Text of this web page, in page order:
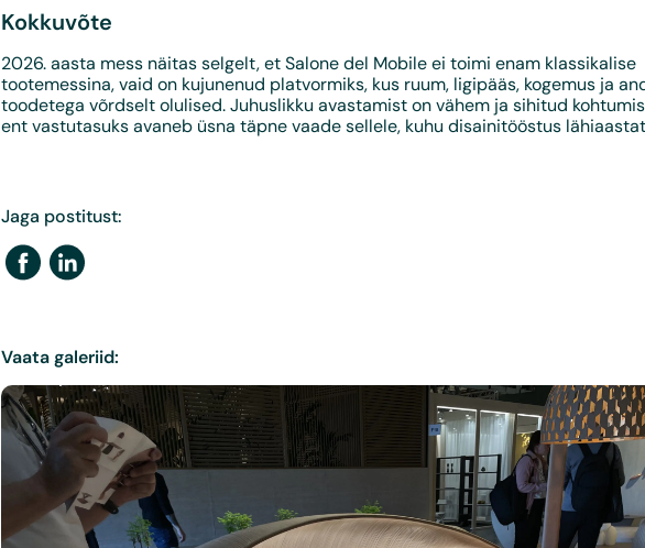
Kokkuvõte
2026. aasta mess näitas selgelt, et Salone del Mobile ei toimi enam klassikalise
tootemessina, vaid on kujunenud platvormiks, kus ruum, ligipääs, kogemus ja
toodetega võrdselt olulised. Juhuslikku avastamist on vähem ja sihitud
ent vastutasuks avaneb üsna täpne vaade sellele, kuhu disainitööstus
Jaga postitust:
Vaata galeriid: